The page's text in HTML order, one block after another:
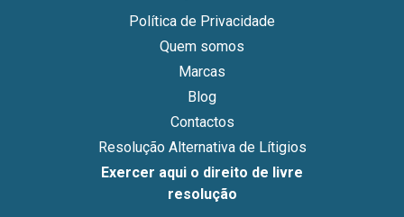
Política de Privacidade
Quem somos
Marcas
Blog
Contactos
Resolução Alternativa de Lítigios
Exercer aqui o direito de livre
resolução